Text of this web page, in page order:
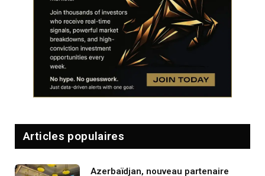
Articles populaires
Azerbaïdjan, nouveau partenaire